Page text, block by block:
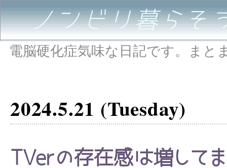
ノンビリ暮らそ
電脳硬化症気味な日記です。まと
2024.5.21 (Tuesday)
TVerの存在感は増して